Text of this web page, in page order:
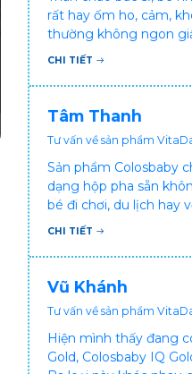
rất hay ốm ho, cảm,
thường không ngon
Vậy xin hỏi bác sĩ, bé
ạ? Thấy cháu vậy gia
cực vì chăm cháu hay
CHI TIẾT
Tâm Thanh
Tư vấn về sản phẩm
Sản phẩm Colosbaby
dạng hộp pha sẵn
bé đi chơi, du lịch hay
khá bất tiện mà mình
hưởng sức khỏe!
CHI TIẾT
Vũ Khánh
Tư vấn về sản phẩm
Hiện mình thấy đang
Gold, Colosbaby IQ